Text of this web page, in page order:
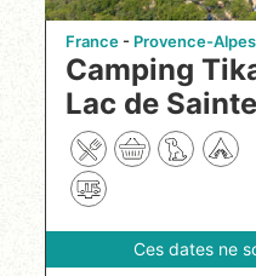
France Provence-
Camping Tikayan Rives du
Lac de
Ces dates ne